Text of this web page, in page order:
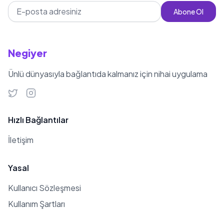
Abone Ol
Negiyer
Ünlü dünyasıyla bağlantıda kalmanız için nihai uygulama
Hızlı Bağlantılar
İletişim
Yasal
Kullanıcı Sözleşmesi
Kullanım Şartları